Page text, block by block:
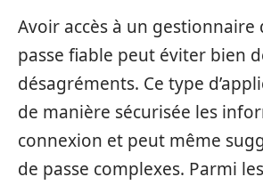
Avoir accès à un gestionnaire
passe fiable peut éviter bien
désagréments. Ce type
de manière sécurisée les
connexion et peut même
de passe complexes. Parmi